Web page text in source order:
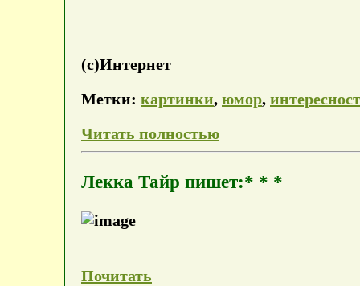
(с)Интернет
Метки: картинки, юмор,
Читать полностью
Лекка Тайр пишет:* * *
Почитать